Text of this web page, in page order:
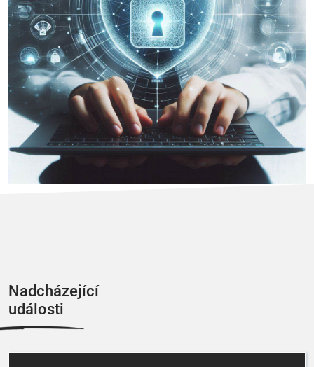
Nadcházející
události